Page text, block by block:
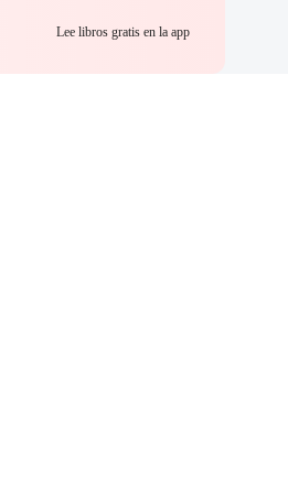
Lee libros gratis en la app